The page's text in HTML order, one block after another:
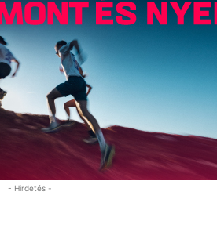
- Hirdetés -